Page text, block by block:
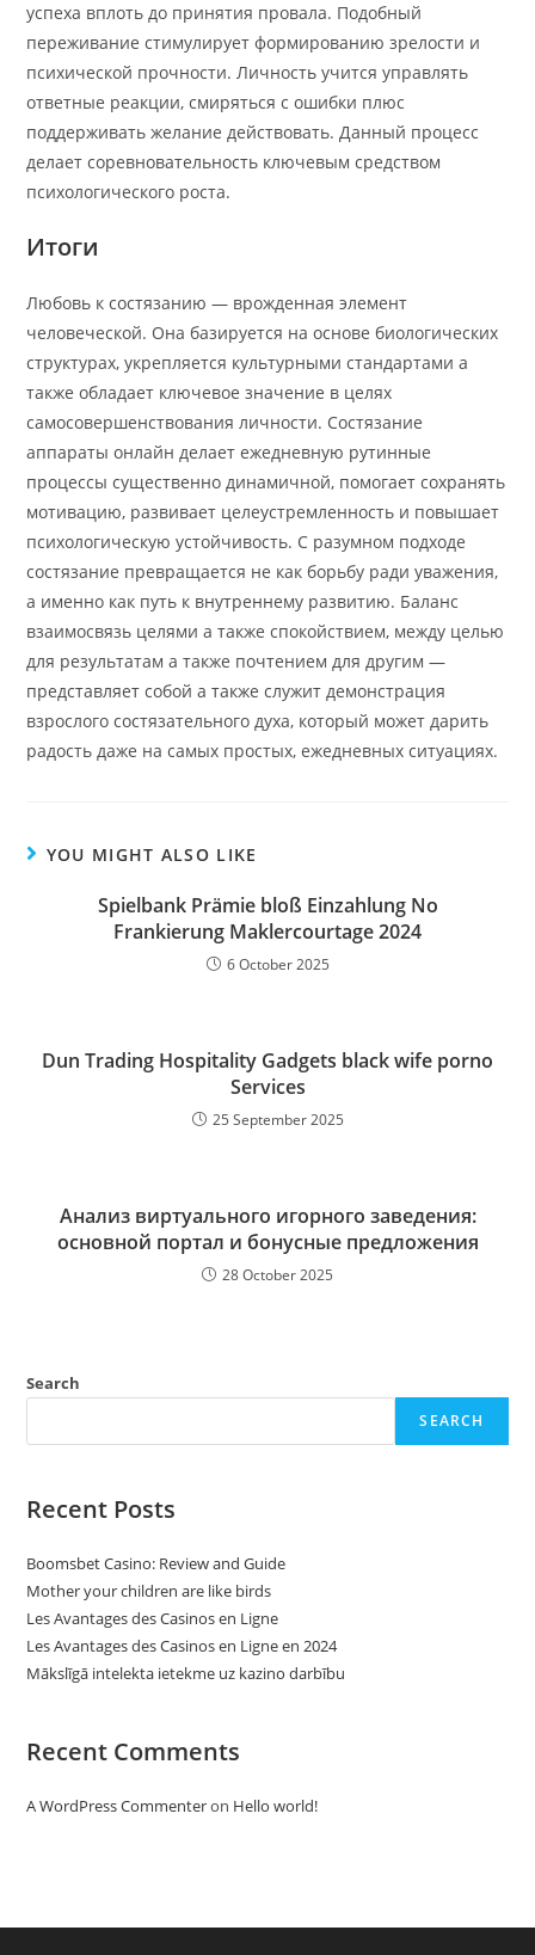
успеха вплоть до принятия провала. Подобный
переживание стимулирует формированию зрелости и
психической прочности. Личность учится управлять
ответные реакции, смиряться с ошибки плюс
поддерживать желание действовать. Данный процесс
делает соревновательность ключевым средством
психологического роста.
Итоги
Любовь к состязанию — врожденная элемент
человеческой. Она базируется на основе биологических
структурах, укрепляется культурными стандартами а
также обладает ключевое значение в целях
самосовершенствования личности. Состязание
аппараты онлайн делает ежедневную рутинные
процессы существенно динамичной, помогает сохранять
мотивацию, развивает целеустремленность и повышает
психологическую устойчивость. С разумном подходе
состязание превращается не как борьбу ради уважения,
а именно как путь к внутреннему развитию. Баланс
взаимосвязь целями а также спокойствием, между целью
для результатам а также почтением для другим —
представляет собой а также служит демонстрация
взрослого состязательного духа, который может дарить
радость даже на самых простых, ежедневных ситуациях.
YOU MIGHT ALSO LIKE
Spielbank Prämie bloß Einzahlung No
Frankierung Maklercourtage 2024
6 October 2025
Dun Trading Hospitality Gadgets black wife porno
Services
25 September 2025
Анализ виртуального игорного заведения:
основной портал и бонусные предложения
28 October 2025
Search
SEARCH
Recent Posts
Boomsbet Casino: Review and Guide
Mother your children are like birds
Les Avantages des Casinos en Ligne
Les Avantages des Casinos en Ligne en 2024
Mākslīgā intelekta ietekme uz kazino darbību
Recent Comments
A WordPress Commenteron Hello world!